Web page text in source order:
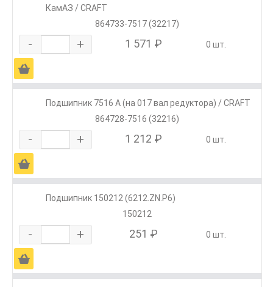
КамАЗ / CRAFT
864733-7517 (32217)
- + 1 571 ₽ 0 шт.
Ä
Подшипник 7516 А (на 017 вал редуктора) / CRAFT
864728-7516 (32216)
- + 1 212 ₽ 0 шт.
Ä
Подшипник 150212 (6212.ZN.P6)
150212
- + 251 ₽ 0 шт.
Ä